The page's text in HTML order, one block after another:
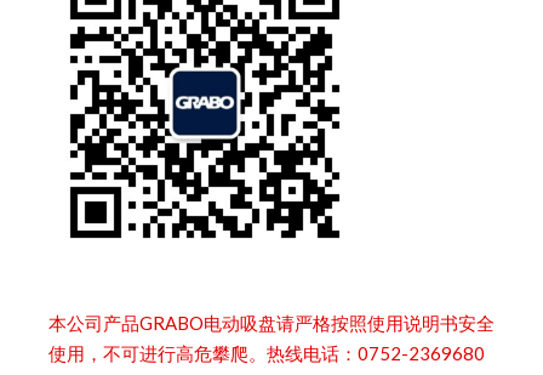
本公司产品GRABO电动吸盘请严格按照使用说明书安全
使用，不可进行高危攀爬。热线电话：0752-2369680